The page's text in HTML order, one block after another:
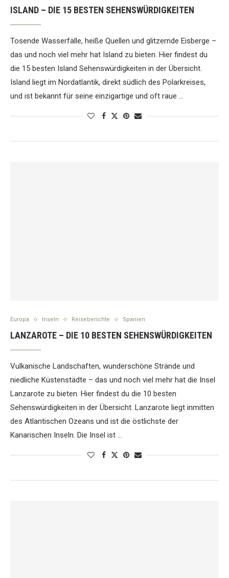
ISLAND – DIE 15 BESTEN SEHENSWÜRDIGKEITEN
Tosende Wasserfälle, heiße Quellen und glitzernde Eisberge –
das und noch viel mehr hat Island zu bieten. Hier findest du
die 15 besten Island Sehenswürdigkeiten in der Übersicht.
Island liegt im Nordatlantik, direkt südlich des Polarkreises,
und ist bekannt für seine einzigartige und oft raue …
Europa Inseln Reiseberichte Spanien
LANZAROTE – DIE 10 BESTEN SEHENSWÜRDIGKEITEN
Vulkanische Landschaften, wunderschöne Strände und
niedliche Küstenstädte – das und noch viel mehr hat die Insel
Lanzarote zu bieten. Hier findest du die 10 besten
Sehenswürdigkeiten in der Übersicht. Lanzarote liegt inmitten
des Atlantischen Ozeans und ist die östlichste der
Kanarischen Inseln. Die Insel ist …